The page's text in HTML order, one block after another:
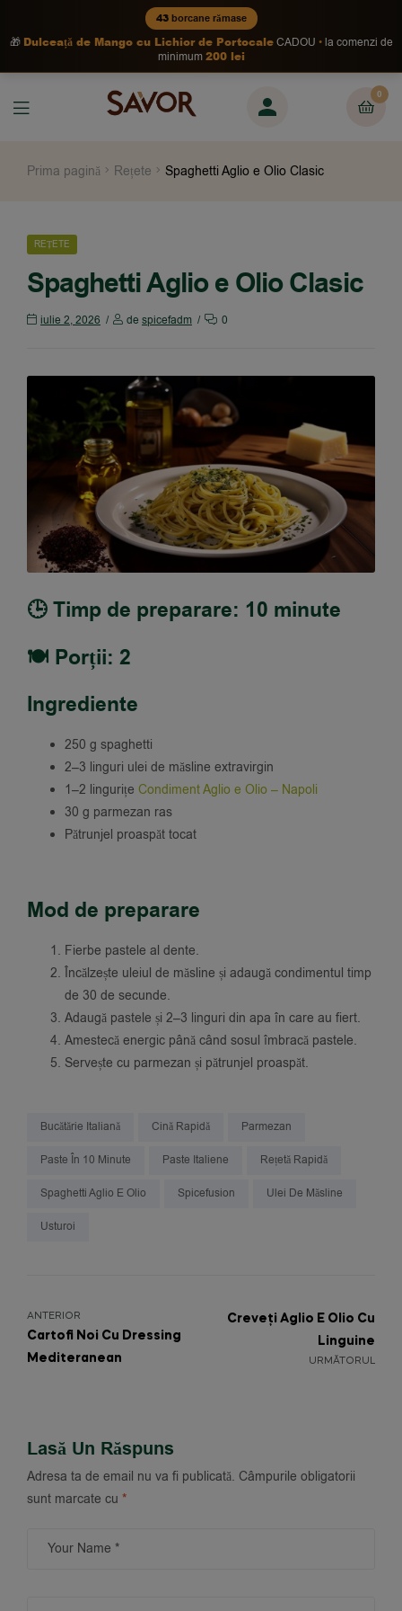
43borcane rămase
🎁 Dulceață de Mango cu Lichior de PortocaleCADOU
la comenzi de
minimum200 lei
0
Prima pagină Rețete Spaghetti Aglio e Olio Clasic
REȚETE
Spaghetti Aglio e Olio Clasic
iulie 2, 2026 de spicefadm 0
🕒 Timp de preparare: 10 minute
🍽️ Porții: 2
Ingrediente
250 g spaghetti
2–3 linguri ulei de măsline extravirgin
1–2 lingurițe Condiment Aglio e Olio – Napoli
30 g parmezan ras
Pătrunjel proaspăt tocat
Mod de preparare
Fierbe pastele al dente.
Încălzește uleiul de măsline și adaugă condimentul timp
de 30 de secunde.
Adaugă pastele și 2–3 linguri din apa în care au fiert.
Amestecă energic până când sosul îmbracă pastele.
Servește cu parmezan și pătrunjel proaspăt.
Bucătărie Italiană Cină Rapidă Parmezan
Paste În 10 Minute Paste Italiene Rețetă Rapidă
Spaghetti Aglio E Olio Spicefusion Ulei De Măsline
Usturoi
ANTERIOR
Cartofi Noi Cu Dressing
Mediteranean
URMĂTORUL
Creveți Aglio E Olio Cu
Linguine
Lasă Un Răspuns
Adresa ta de email nu va fi publicată. Câmpurile obligatorii
sunt marcate cu *